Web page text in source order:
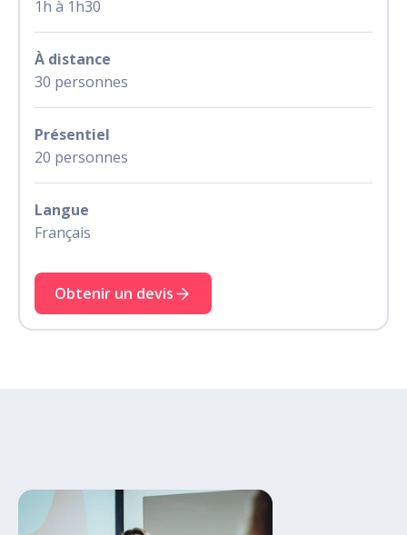
1h à 1h30
À distance
30 personnes
Présentiel
20 personnes
Langue
Français
Obtenir un devis